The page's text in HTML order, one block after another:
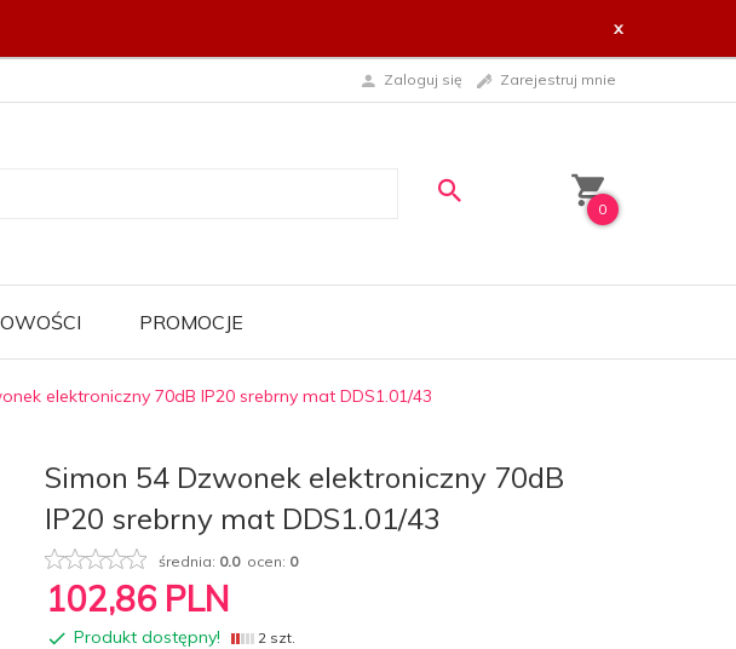
x
Zaloguj się Zarejestruj mnie
0
PROMOCJE
elektroniczny 70dB IP20 srebrny mat DDS1.01/43
Simon 54 Dzwonek elektroniczny 70dB
IP20 srebrny mat DDS1.01/43
średnia: 0.0ocen: 0
102,86 PLN
Produkt dostępny! 2 szt.